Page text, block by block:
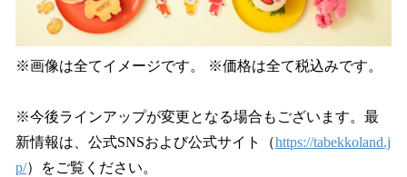
※画像は全てイメージです。 ※価格は全て税込みです。
※今後ラインアップが変更となる場合もございます。最
新情報は、公式SNSおよび公式サイト（https://tabekkoland.j
p/）をご覧ください。